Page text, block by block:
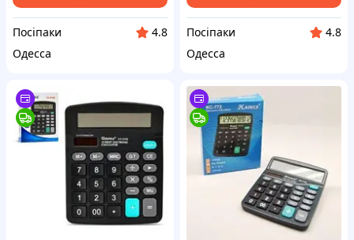
Посіпаки
4.8
Одесса
Посіпаки
4.8
Одесса